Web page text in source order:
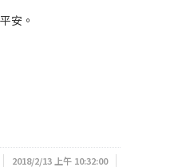
安。
2018/2/13 上午 10:32:00